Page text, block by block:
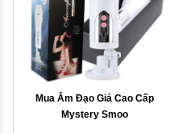
Mua Âm Đạo Giả Cao Cấp
Mystery Smoo